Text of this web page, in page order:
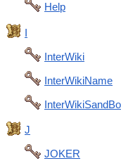
Help
I
InterWiki
InterWikiName
J
JOKER